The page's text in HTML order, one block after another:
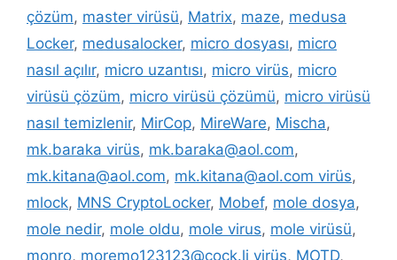
çözüm, master virüsü, Matrix, maze, medusa
Locker, medusalocker, micro dosyası, micro
nasıl açılır, micro uzantısı, micro virüs, micro
virüsü çözüm, micro virüsü çözümü, micro virüsü
nasıl temizlenir, MirCop, MireWare, Mischa,
mk.baraka virüs, mk.baraka@aol.com,
mk.kitana@aol.com, mk.kitana@aol.com virüs,
mlock, MNS CryptoLocker, Mobef, mole dosya,
mole nedir, mole oldu, mole virus, mole virüsü,
monro, moremo123123@cock.li virüs, MOTD,